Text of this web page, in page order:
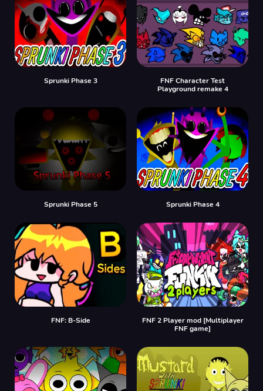
Sprunki Phase 3
FNF Character Test
Playground remake 4
Sprunki Phase 5 Sprunki Phase 4
FNF: B-Side
FNF 2 Player mod [Multiplayer
FNF game]